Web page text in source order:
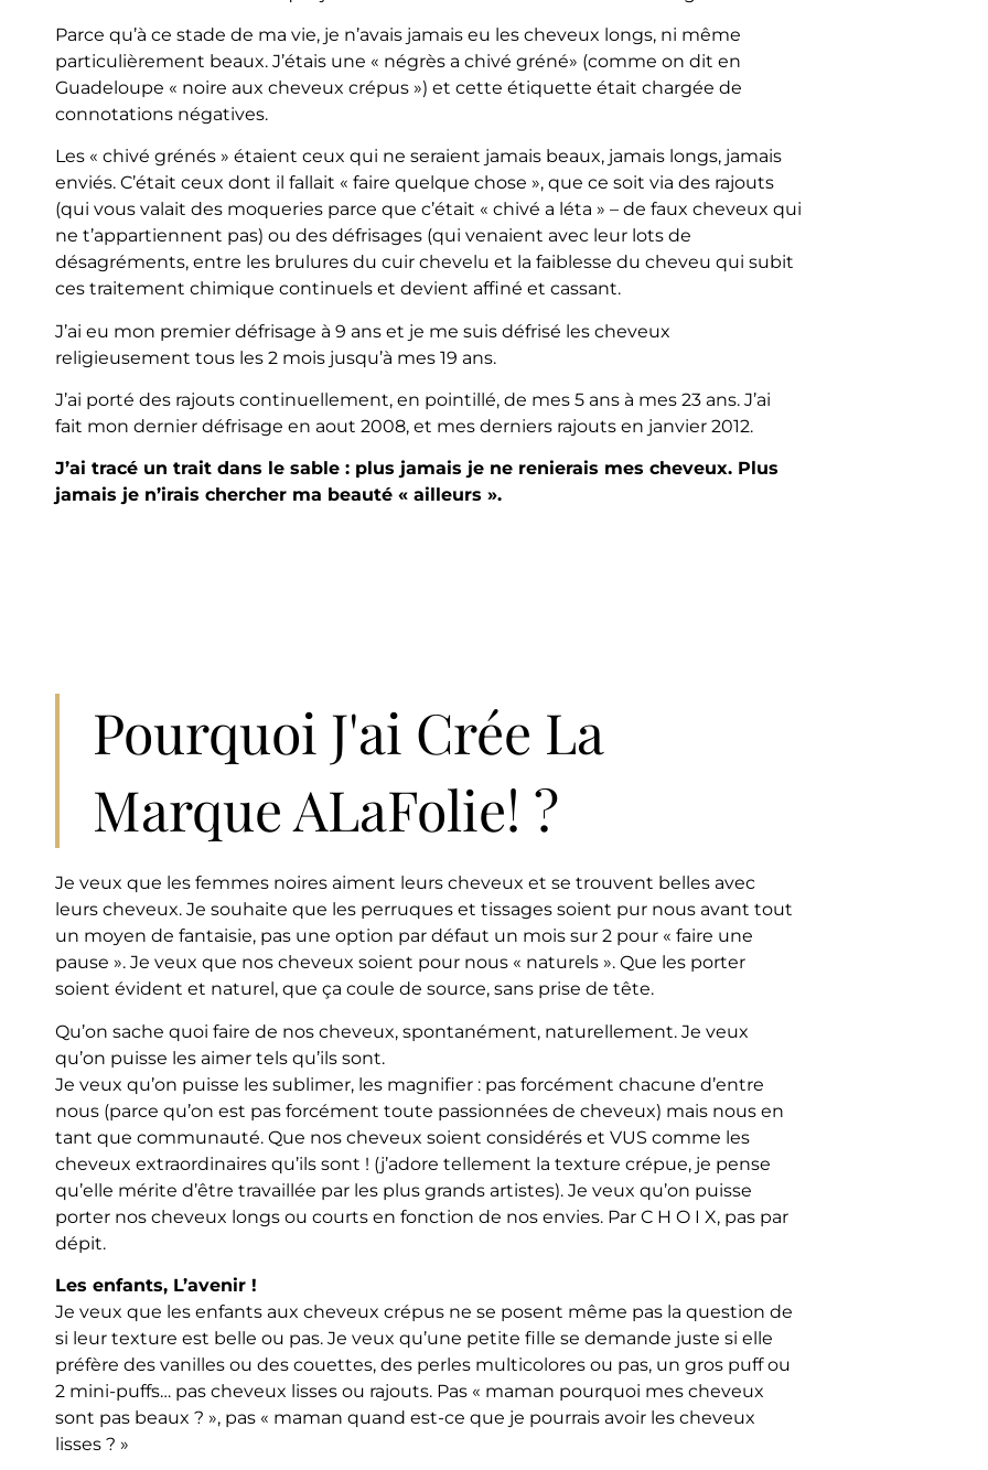
Parce qu’à ce stade de ma vie, je n’avais jamais eu les cheveux longs, ni même
particulièrement beaux. J’étais une « négrès a chivé gréné» (comme on dit en
Guadeloupe « noire aux cheveux crépus ») et cette étiquette était chargée de
connotations négatives.
Les « chivé grénés » étaient ceux qui ne seraient jamais beaux, jamais longs, jamais
enviés. C’était ceux dont il fallait « faire quelque chose », que ce soit via des rajouts
(qui vous valait des moqueries parce que c’était « chivé a léta » – de faux cheveux qui
ne t’appartiennent pas) ou des défrisages (qui venaient avec leur lots de
désagréments, entre les brulures du cuir chevelu et la faiblesse du cheveu qui subit
ces traitement chimique continuels et devient affiné et cassant.
J’ai eu mon premier défrisage à 9 ans et je me suis défrisé les cheveux
religieusement tous les 2 mois jusqu’à mes 19 ans.
J’ai porté des rajouts continuellement, en pointillé, de mes 5 ans à mes 23 ans. J’ai
fait mon dernier défrisage en aout 2008, et mes derniers rajouts en janvier 2012.
J’ai tracé un trait dans le sable : plus jamais je ne renierais mes cheveux. Plus
jamais je n’irais chercher ma beauté « ailleurs ».
Pourquoi J'ai Crée La
Marque ALaFolie! ?
Je veux que les femmes noires aiment leurs cheveux et se trouvent belles avec
leurs cheveux. Je souhaite que les perruques et tissages soient pur nous avant tout
un moyen de fantaisie, pas une option par défaut un mois sur 2 pour « faire une
pause ». Je veux que nos cheveux soient pour nous « naturels ». Que les porter
soient évident et naturel, que ça coule de source, sans prise de tête.
Qu’on sache quoi faire de nos cheveux, spontanément, naturellement. Je veux
qu’on puisse les aimer tels qu’ils sont.
Je veux qu’on puisse les sublimer, les magnifier : pas forcément chacune d’entre
nous (parce qu’on est pas forcément toute passionnées de cheveux) mais nous en
tant que communauté. Que nos cheveux soient considérés et VUS comme les
cheveux extraordinaires qu’ils sont ! (j’adore tellement la texture crépue, je pense
qu’elle mérite d’être travaillée par les plus grands artistes). Je veux qu’on puisse
porter nos cheveux longs ou courts en fonction de nos envies. Par C H O I X, pas par
dépit.
Les enfants, L’avenir !
Je veux que les enfants aux cheveux crépus ne se posent même pas la question de
si leur texture est belle ou pas. Je veux qu’une petite fille se demande juste si elle
préfère des vanilles ou des couettes, des perles multicolores ou pas, un gros puff ou
2 mini-puffs… pas cheveux lisses ou rajouts. Pas « maman pourquoi mes cheveux
sont pas beaux ? », pas « maman quand est-ce que je pourrais avoir les cheveux
lisses ? »